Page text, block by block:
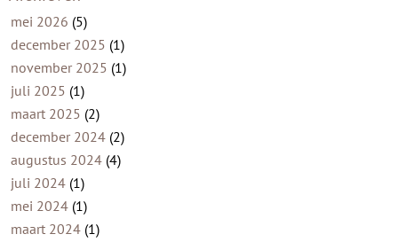
mei 2026 (5)
december 2025 (1)
november 2025 (1)
juli 2025 (1)
maart 2025 (2)
december 2024(2)
augustus 2024(4)
juli 2024(1)
mei 2024(1)
maart 2024(1)